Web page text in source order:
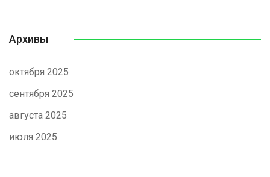
Архивы
октября 2025
сентября 2025
августа 2025
июля 2025